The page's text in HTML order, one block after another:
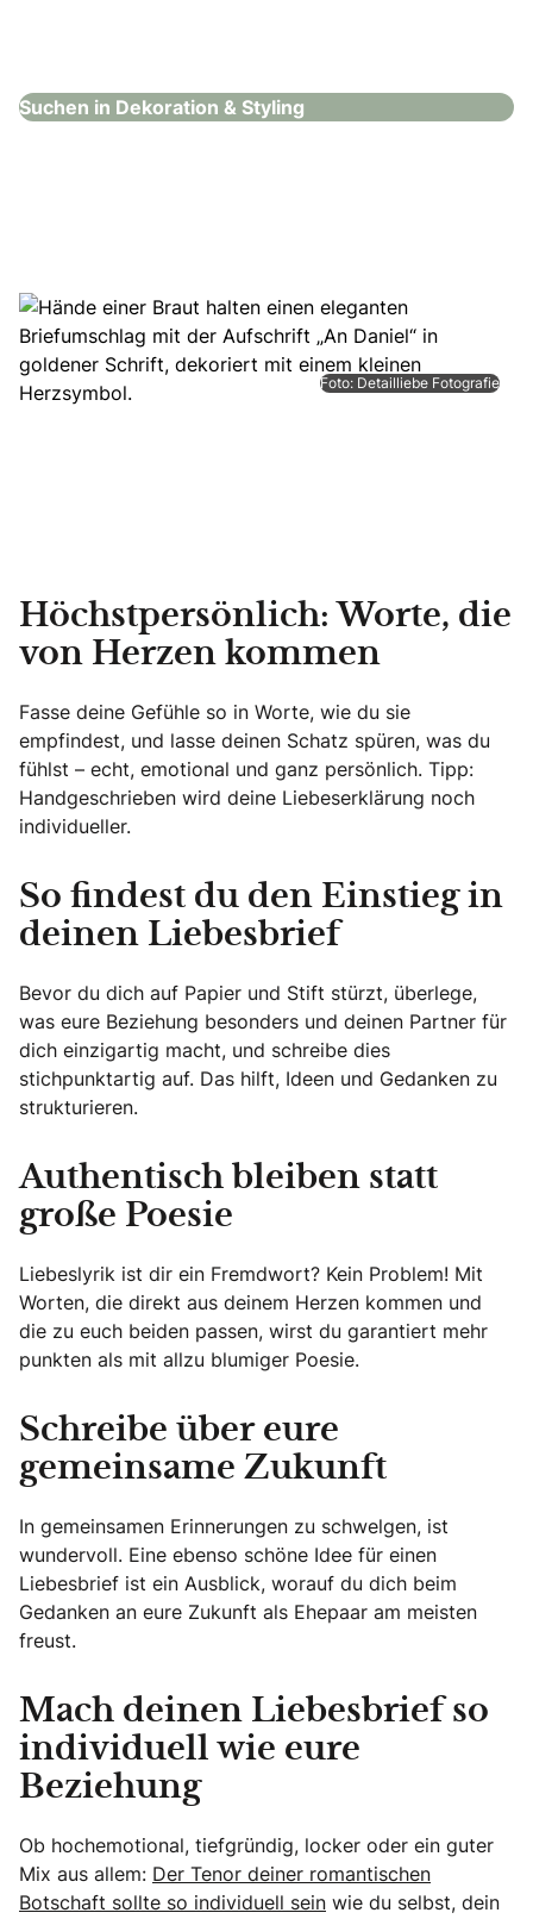
Suchen in Dekoration & Styling
Foto: Detailliebe Fotografie
Höchstpersönlich: Worte, die
von Herzen kommen
Fasse deine Gefühle so in Worte, wie du sie
empfindest, und lasse deinen Schatz spüren, was du
fühlst – echt, emotional und ganz persönlich. Tipp:
Handgeschrieben wird deine Liebeserklärung noch
individueller.
So findest du den Einstieg in
deinen Liebesbrief
Bevor du dich auf Papier und Stift stürzt, überlege,
was eure Beziehung besonders und deinen Partner für
dich einzigartig macht, und schreibe dies
stichpunktartig auf. Das hilft, Ideen und Gedanken zu
strukturieren.
Authentisch bleiben statt
große Poesie
Liebeslyrik ist dir ein Fremdwort? Kein Problem! Mit
Worten, die direkt aus deinem Herzen kommen und
die zu euch beiden passen, wirst du garantiert mehr
punkten als mit allzu blumiger Poesie.
Schreibe über eure
gemeinsame Zukunft
In gemeinsamen Erinnerungen zu schwelgen, ist
wundervoll. Eine ebenso schöne Idee für einen
Liebesbrief ist ein Ausblick, worauf du dich beim
Gedanken an eure Zukunft als Ehepaar am meisten
freust.
Mach deinen Liebesbrief so
individuell wie eure
Beziehung
Ob hochemotional, tiefgründig, locker oder ein guter
Mix aus allem: Der Tenor deiner romantischen
Botschaft sollte so individuell sein wie du selbst, dein